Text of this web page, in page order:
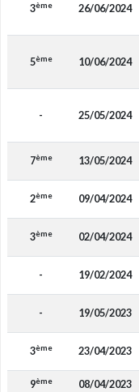
3ème 26/06/2024
5ème 10/06/2024
- 25/05/2024
7ème 13/05/2024
2ème 09/04/2024
3ème 02/04/2024
- 19/02/2024
- 19/05/2023
3ème 23/04/2023
9ème 08/04/2023